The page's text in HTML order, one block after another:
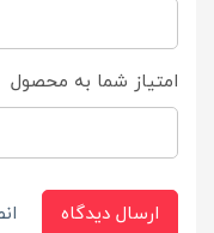
امتیاز شما به محصول
ارسال دیدگاه